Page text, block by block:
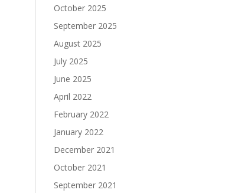
October 2025
September 2025
August 2025
July 2025
June 2025
April 2022
February 2022
January 2022
December 2021
October 2021
September 2021